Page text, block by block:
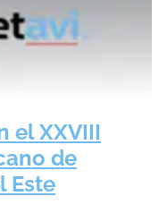
el XXVIII
de
Este